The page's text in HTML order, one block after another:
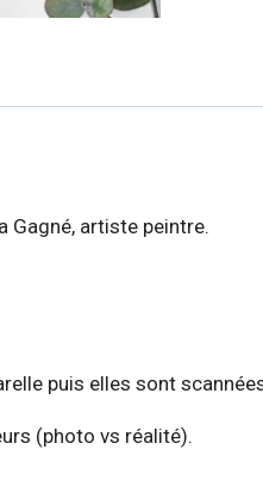
Gagné, artiste peintre.
puis elles sont
(photo vs réalité).